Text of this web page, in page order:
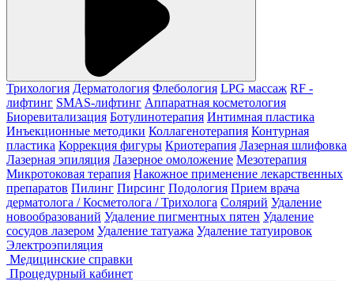
Трихология Дерматология Флебология LPG массаж RF -
лифтинг SMAS-лифтинг Аппаратная косметология
Биоревитализация Ботулинотерапия Интимная пластика
Инъекционные методики Коллагенотерапия Контурная
пластика Коррекция фигуры Криотерапия Лазерная шлифовка
Лазерная эпиляция Лазерное омоложение Мезотерапия
Микротоковая терапия Накожное применение лекарственных
препаратов Пилинг Пирсинг Подология Прием врача
дерматолога / Косметолога / Трихолога Солярий Удаление
новообразований Удаление пигментных пятен Удаление
сосудов лазером Удаление татуажа Удаление татуировок
Электроэпиляция
Медицинские справки
Процедурный кабинет